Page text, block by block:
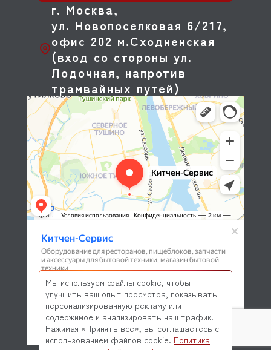
г. Москва,
ул. Новопоселковая 6/217,
офис 202 м.Сходненская
(вход со стороны ул.
Лодочная, напротив
трамвайных путей)
Мы используем файлы cookie, чтобы
улучшить ваш опыт просмотра, показывать
персонализированную рекламу или
содержимое и анализировать наш трафик.
Нажимая «Принять все», вы соглашаетесь с
использованием файлов cookie. Политика